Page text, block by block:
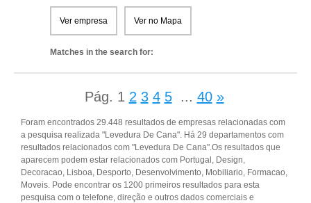
Ver empresa Ver no Mapa
Matches in the search for:
Pág. 1 2 3 4 5 ... 40 »
Foram encontrados 29.448 resultados de empresas relacionadas com
a pesquisa realizada "Levedura De Cana". Há 29 departamentos com
resultados relacionados com "Levedura De Cana".Os resultados que
aparecem podem estar relacionados com Portugal, Design,
Decoracao, Lisboa, Desporto, Desenvolvimento, Mobiliario, Formacao,
Moveis. Pode encontrar os 1200 primeiros resultados para esta
pesquisa com o telefone, direção e outros dados comerciais e